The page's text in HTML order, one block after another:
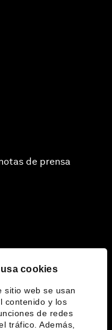
cookies
sitio web se usan
contenido y los
de redes
tráfico. Además,
de prensa